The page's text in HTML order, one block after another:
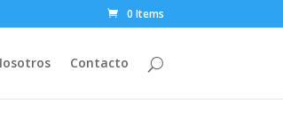
0 Items
Contacto